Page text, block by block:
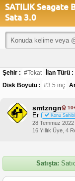
SATILIK Seagate
Sata 3.0
Şehir : #Tokat İlan Türü :
Disk Boyutu : #3.5 inç
smtzngn
Er Konu Sahibi
28 Temmuz
16 Yıllık Üye, 4
Satışta: